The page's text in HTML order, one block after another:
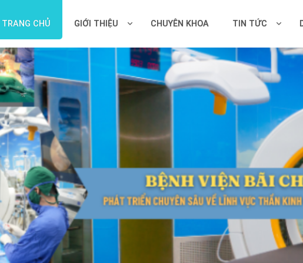
TRANG CHỦ GIỚI THIỆU CHUYÊN KHOA TIN TỨC